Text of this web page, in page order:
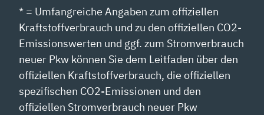
* = Umfangreiche Angaben zum offiziellen
Kraftstoffverbrauch und zu den offiziellen CO2-
Emissionswerten und ggf. zum Stromverbrauch
neuer Pkw können Sie dem Leitfaden über den
offiziellen Kraftstoffverbrauch, die offiziellen
spezifischen CO2-Emissionen und den
offiziellen Stromverbrauch neuer Pkw